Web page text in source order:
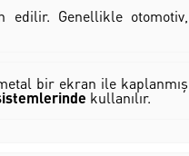
edilir. Genellikle otomotiv,
bir ekran ile kaplanmış
kullanılır.